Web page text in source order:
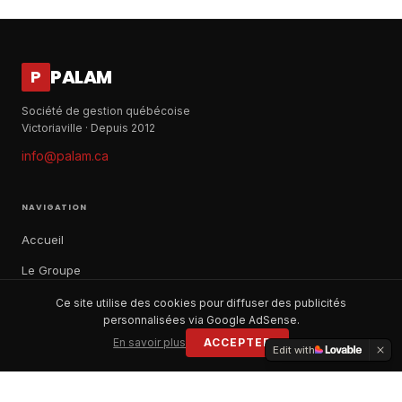
P PALAM
Société de gestion québécoise
Victoriaville · Depuis 2012
info@palam.ca
NAVIGATION
Accueil
Le Groupe
Notre histoire
Ce site utilise des cookies pour diffuser des publicités
personnalisées via Google AdSense.
En savoir plus
ACCEPTER
Edit with